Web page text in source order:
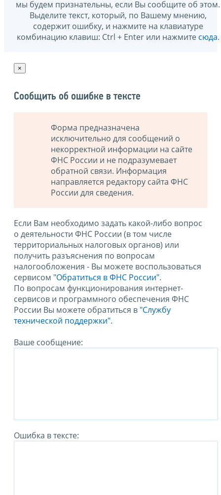
мы будем признательны, если Вы сообщите об этом.
Выделите текст, который, по Вашему мнению,
содержит ошибку, и нажмите на клавиатуре
комбинацию клавиш: Ctrl + Enter или нажмите сюда.
×
Сообщить об ошибке в тексте
Форма предназначена
исключительно для сообщений о
некорректной информации на сайте
ФНС России и не подразумевает
обратной связи. Информация
направляется редактору сайта ФНС
России для сведения.
Если Вам необходимо задать какой-либо вопрос
о деятельности ФНС России (в том числе
территориальных налоговых органов) или
получить разъяснения по вопросам
налогообложения - Вы можете воспользоваться
сервисом "Обратиться в ФНС России".
По вопросам функционирования интернет-
сервисов и программного обеспечения ФНС
России Вы можете обратиться в "Службу
технической поддержки".
Ваше сообщение:
Ошибка в тексте: